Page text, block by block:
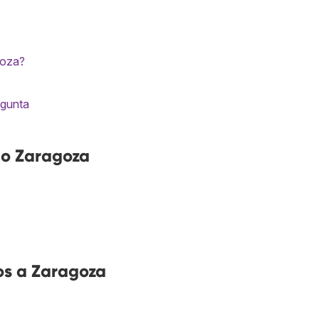
Zaragoza
a Zaragoza